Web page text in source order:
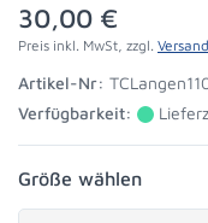
30,00 €
Preis inkl. MwSt, zzgl. Versand
Artikel-Nr:
Verfügbarkeit:
Größe wählen